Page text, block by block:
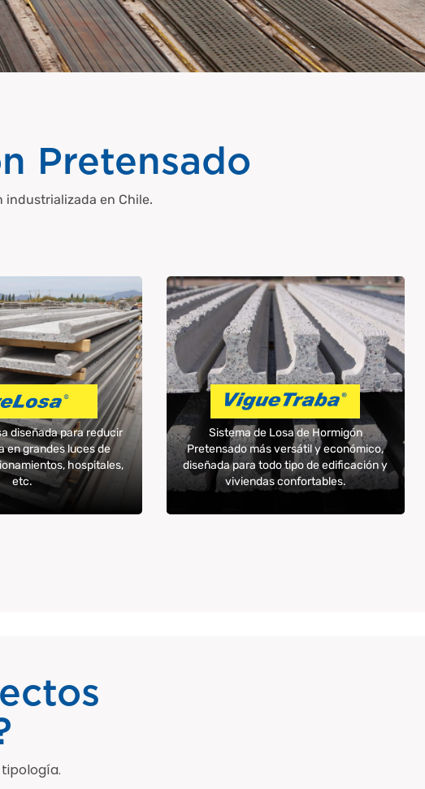
Pretensado
industrializada en Chile.
diseñada para reducir
en grandes luces de
hospitales,
etc.
Sistema de Losa de Hormigón
Pretensado más versátil y económico,
diseñada para todo tipo de edificación y
viviendas confortables.